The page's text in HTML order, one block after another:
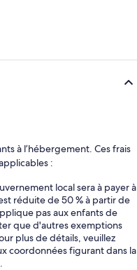
à l’hébergement. Ces frais
:
local sera à payer à
réduite de 50 % à partir de
pas aux enfants de
que d'autres exemptions
plus de détails, veuillez
coordonnées figurant dans la